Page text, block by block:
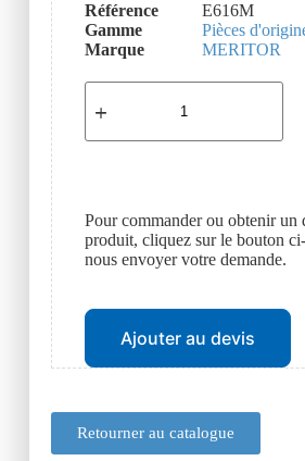
Retourner au catalogue
Référence
E616M
Gamme
Pièces
Marque
MERITOR
Pour commander ou obtenir un
produit, cliquez sur le bouton
nous envoyer votre demande.
Ajouter au devis